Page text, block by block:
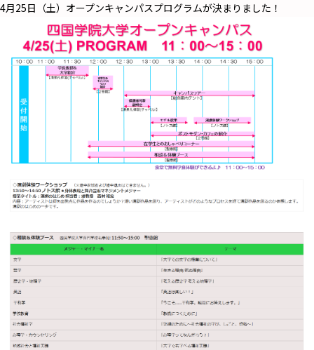
4月25日（土）オープンキャンパスプログラムが決まりました！